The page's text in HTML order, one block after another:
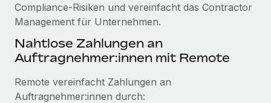
Phiture ist der unumstrittene Marktführer im Bereich der
Wachstumsberatung für mobile Apps. Das...
Mehr erfahren
Compliance‑Risiken und vereinfacht das Contractor
Management für Unternehmen.
Nahtlose Zahlungen an
Auftragnehmer:innen mit Remote
Remote vereinfacht Zahlungen an
Auftragnehmer:innen durch: